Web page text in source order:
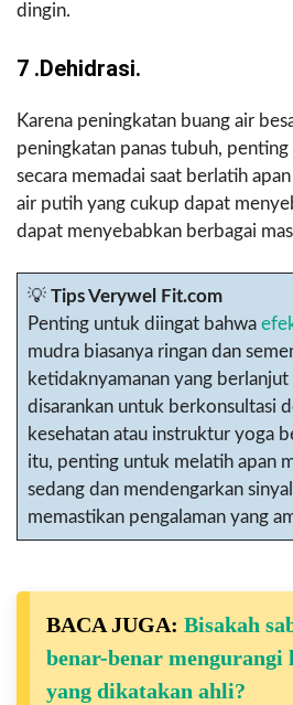
dingin.
7 .Dehidrasi.
Karena peningkatan buang air
peningkatan panas tubuh,
secara memadai saat berlatih
air putih yang cukup dapat
dapat menyebabkan berbagai
💡 Tips Verywel Fit.com
Penting untuk diingat bahwa
mudra biasanya ringan dan
ketidaknyamanan yang
disarankan untuk berkonsultasi
kesehatan atau instruktur yoga
itu, penting untuk melatih apan
sedang dan mendengarkan
memastikan pengalaman yang
BACA JUGA: Bisakah
benar-benar mengurangi
yang dikatakan ahli?